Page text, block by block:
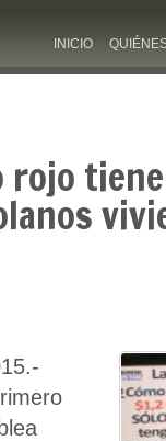
INICIO
rojo